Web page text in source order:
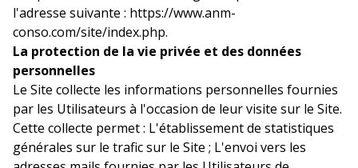
l'adresse suivante : https://www.anm-
conso.com/site/index.php.
La protection de la vie privée et des données
personnelles
Le Site collecte les informations personnelles fournies
par les Utilisateurs à l'occasion de leur visite sur le Site.
Cette collecte permet : L'établissement de statistiques
générales sur le trafic sur le Site ; L'envoi vers les